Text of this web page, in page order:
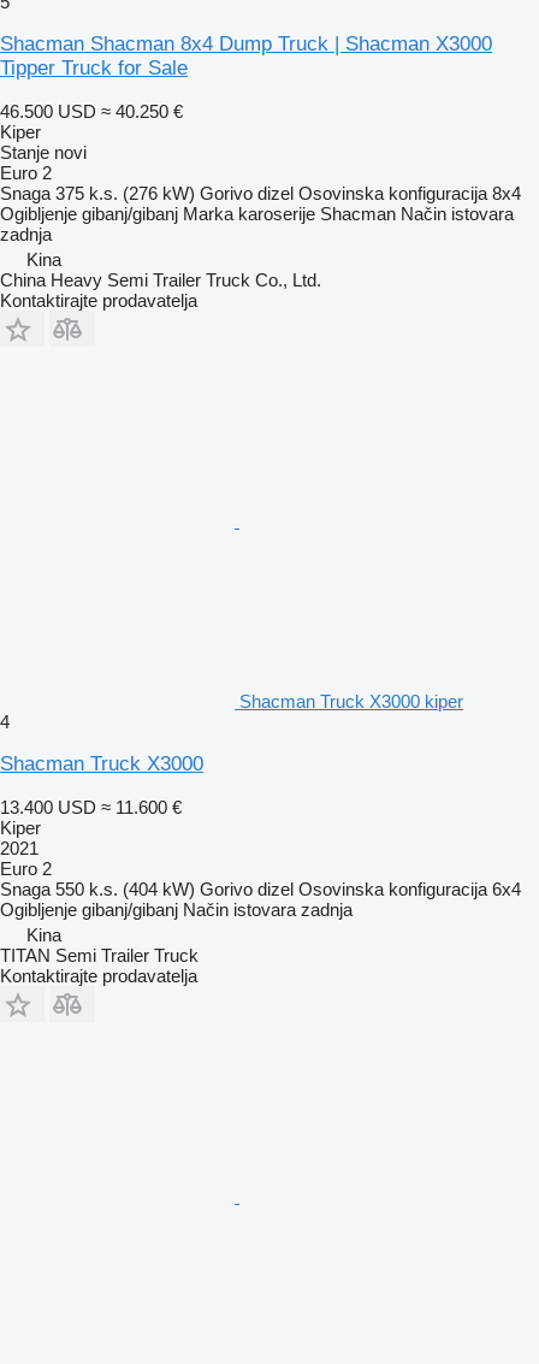
Shacman Shacman 8x4 Dump Truck | Shacman X3000
Tipper Truck for Sale
46.500 USD ≈ 40.250 €
Kiper
Stanje novi
Euro 2
Snaga 375 k.s. (276 kW) Gorivo dizel Osovinska konfiguracija 8x4
Ogibljenje gibanj/gibanj Marka karoserije Shacman Način istovara
zadnja
Kina
China Heavy Semi Trailer Truck Co., Ltd.
Kontaktirajte prodavatelja
Shacman Truck X3000 kiper
4
Shacman Truck X3000
13.400 USD ≈ 11.600 €
Kiper
2021
Euro 2
Snaga 550 k.s. (404 kW) Gorivo dizel Osovinska konfiguracija 6x4
Ogibljenje gibanj/gibanj Način istovara zadnja
Kina
TITAN Semi Trailer Truck
Kontaktirajte prodavatelja